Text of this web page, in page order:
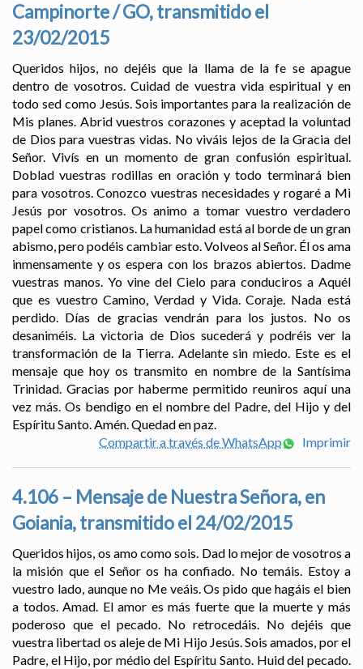
Campinorte / GO, transmitido el
23/02/2015
Queridos hijos, no dejéis que la llama de la fe se apague
dentro de vosotros. Cuidad de vuestra vida espiritual y en
todo sed como Jesús. Sois importantes para la realización de
Mis planes. Abrid vuestros corazones y aceptad la voluntad
de Dios para vuestras vidas. No viváis lejos de la Gracia del
Señor. Vivís en un momento de gran confusión espiritual.
Doblad vuestras rodillas en oración y todo terminará bien
para vosotros. Conozco vuestras necesidades y rogaré a Mi
Jesús por vosotros. Os animo a tomar vuestro verdadero
papel como cristianos. La humanidad está al borde de un gran
abismo, pero podéis cambiar esto. Volveos al Señor. Él os ama
inmensamente y os espera con los brazos abiertos. Dadme
vuestras manos. Yo vine del Cielo para conduciros a Aquél
que es vuestro Camino, Verdad y Vida. Coraje. Nada está
perdido. Días de gracias vendrán para los justos. No os
desaniméis. La victoria de Dios sucederá y podréis ver la
transformación de la Tierra. Adelante sin miedo. Este es el
mensaje que hoy os transmito en nombre de la Santísima
Trinidad. Gracias por haberme permitido reuniros aquí una
vez más. Os bendigo en el nombre del Padre, del Hijo y del
Espíritu Santo. Amén. Quedad en paz.
Compartir a través de WhatsApp
Imprimir
4.106 – Mensaje de Nuestra Señora, en
Goiania, transmitido el 24/02/2015
Queridos hijos, os amo como sois. Dad lo mejor de vosotros a
la misión que el Señor os ha confiado. No temáis. Estoy a
vuestro lado, aunque no Me veáis. Os pido que hagáis el bien
a todos. Amad. El amor es más fuerte que la muerte y más
poderoso que el pecado. No retrocedáis. No dejéis que
vuestra libertad os aleje de Mi Hijo Jesús. Sois amados, por el
Padre, el Hijo, por médio del Espíritu Santo. Huid del pecado.